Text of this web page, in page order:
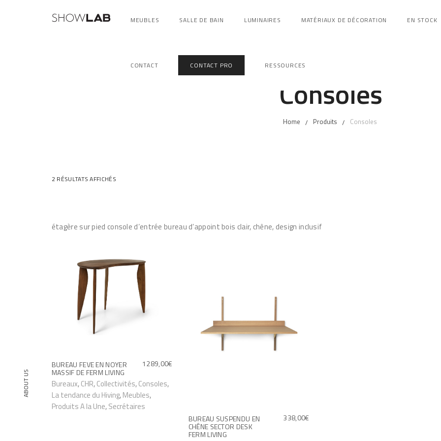
ABOUT US
MEUBLES SALLE DE BAIN LUMINAIRES MATÉRIAUX DE DÉCORATION EN STOCK
CONTACT CONTACT PRO RESSOURCES
Consoles
Home Produits Consoles
2 RÉSULTATS AFFICHÉS
étagère sur pied console d’entrée bureau d’appoint bois clair, chêne, design inclusif
BUREAU FEVE EN NOYER
MASSIF DE FERM LIVING
1289,00€
Bureaux,CHR,Collectivités,Consoles,
La tendance du Hiving,Meubles,
Produits A la Une,Secrétaires
BUREAU SUSPENDU EN
CHÊNE SECTOR DESK
FERM LIVING
338,00€